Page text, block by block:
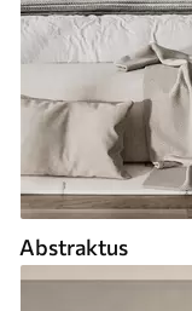
Abstraktus